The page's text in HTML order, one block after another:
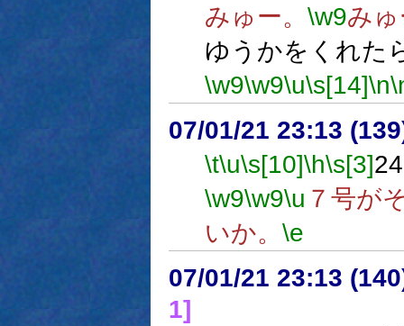
みゅー。 \w9み
ゆうかをくれた
\w9\w9\u\s[14]\n
07/01/21 23:13
\t\u\s[10]\h\s[3]
\w9\w9\u ７号が
いか。 \e
07/01/21 23:13
1]